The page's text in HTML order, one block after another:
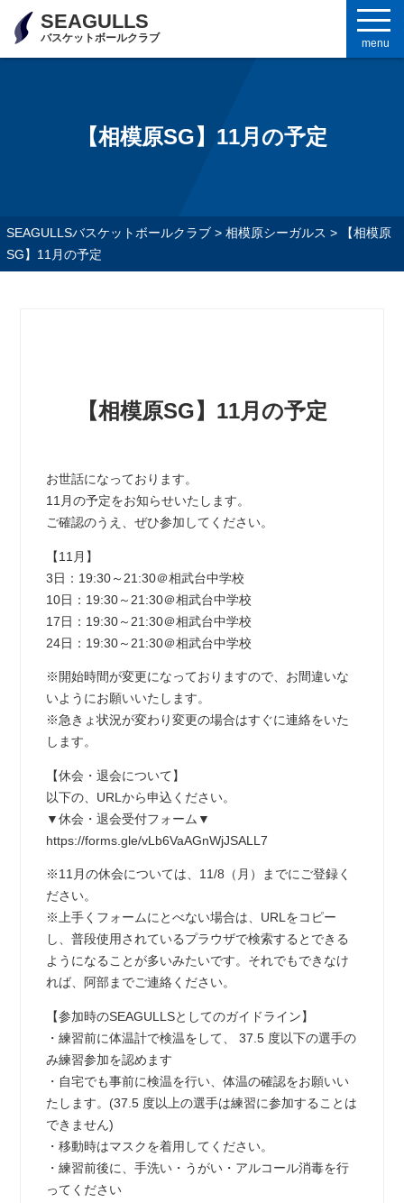
SEAGULLS
バスケットボールクラブ menu
【相模原SG】11月の予定
SEAGULLSバスケットボールクラブ> 相模原シーガルス >
【相模原
SG】11月の予定
【相模原SG】11月の予定
お世話になっております。
11月の予定をお知らせいたします。
ご確認のうえ、ぜひ参加してください。
【11月】
3日：19:30～21:30＠相武台中学校
10日：19:30～21:30＠相武台中学校
17日：19:30～21:30＠相武台中学校
24日：19:30～21:30＠相武台中学校
※開始時間が変更になっておりますので、お間違いな
いようにお願いいたします。
※急きょ状況が変わり変更の場合はすぐに連絡をいた
します。
【休会・退会について】
以下の、URLから申込ください。
▼休会・退会受付フォーム▼
https://forms.gle/vLb6VaAGnWjJSALL7
※11月の休会については、11/8（月）までにご登録く
ださい。
※上手くフォームにとべない場合は、URLをコピー
し、普段使用されているプラウザで検索するとできる
ようになることが多いみたいです。それでもできなけ
れば、阿部までご連絡ください。
【参加時のSEAGULLSとしてのガイドライン】
・練習前に体温計で検温をして、 37.5 度以下の選手の
み練習参加を認めます
・自宅でも事前に検温を行い、体温の確認をお願いい
たします。(37.5 度以上の選手は練習に参加することは
できません)
・移動時はマスクを着用してください。
・練習前後に、手洗い・うがい・アルコール消毒を行
ってください